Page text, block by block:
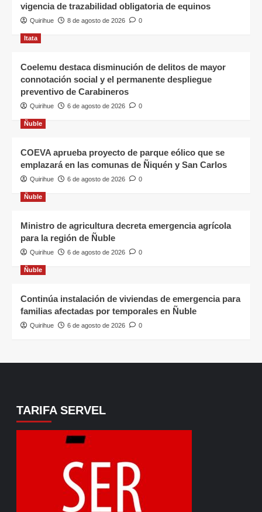
vigencia de trazabilidad obligatoria de equinos
Quirihue 8 de agosto de 2026 0
Itata
Coelemu destaca disminución de delitos de mayor
connotación social y el permanente despliegue
preventivo de Carabineros
Quirihue 6 de agosto de 2026 0
Ñuble
COEVA aprueba proyecto de parque eólico que se
emplazará en las comunas de Ñiquén y San Carlos
Quirihue 6 de agosto de 2026 0
Ñuble
Ministro de agricultura decreta emergencia agrícola
para la región de Ñuble
Quirihue 6 de agosto de 2026 0
Ñuble
Continúa instalación de viviendas de emergencia para
familias afectadas por temporales en Ñuble
Quirihue 6 de agosto de 2026 0
TARIFA SERVEL